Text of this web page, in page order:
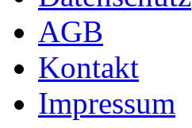
AGB
Kontakt
Impressum